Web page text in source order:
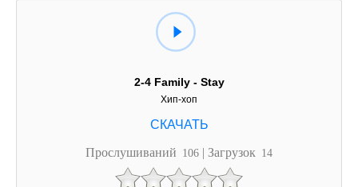
2-4 Family - Stay
Хип-хоп
Прослушиваний 106 | Загрузок 14